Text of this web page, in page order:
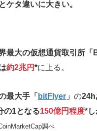
ケタ違いに大きい。
最大の仮想通貨取引所「
約2兆円*に上る。
最大手「 bitFlyer 」 の24h
の1となる150億円程度*し
調べ